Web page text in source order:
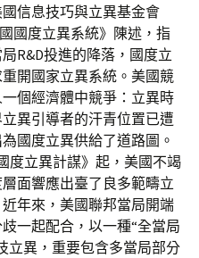
信息技巧與立異基金會
國度立異系統》陳述，指
R&D投進的降落，國度立
開國家立異系統。美國競
個經濟體中競爭：立異時
異引導者的汗青位置已遭
國度立異供給了道路圖。
度立異計謀》起，美國不竭
面響應出臺了良多範疇立
年來，美國聯邦當局開端
一起配合，以一種“全當局
立異，重要包含多當局部分